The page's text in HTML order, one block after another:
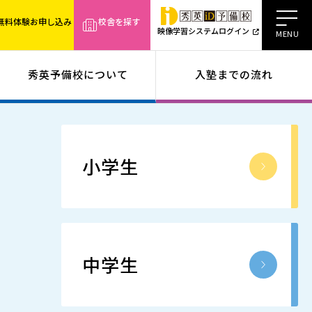
料体験お申し込み 校舎を探す
映像学習システムログイン
秀英予備校について 入塾までの流れ
小学生
中学生